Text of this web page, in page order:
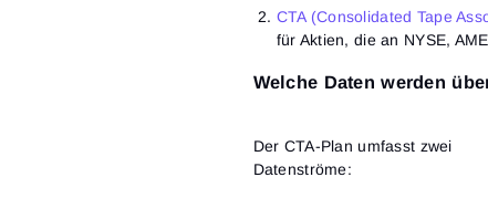
CTA (Consolidated Tape
für Aktien, die an NYSE,
Welche Daten werden
Der CTA-Plan umfasst zwei
Datenströme: